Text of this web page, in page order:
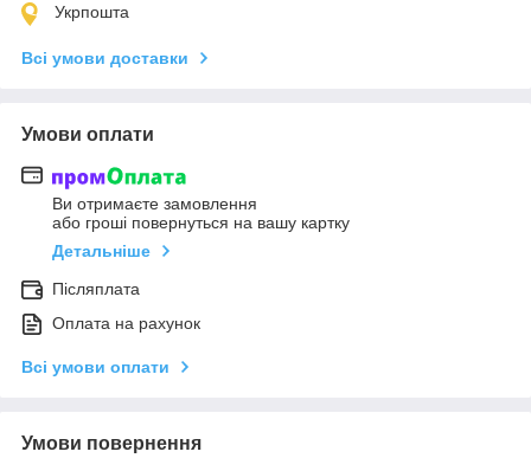
Укрпошта
Всі умови доставки
Умови оплати
Ви отримаєте замовлення
або гроші повернуться на вашу картку
Детальніше
Післяплата
Оплата на рахунок
Всі умови оплати
Умови повернення